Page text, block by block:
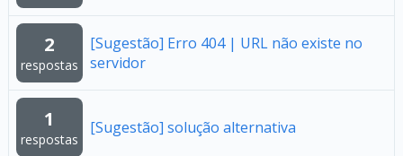
2
respostas
[Sugestão] Erro 404 | URL não existe no
servidor
1
respostas
[Sugestão] solução alternativa